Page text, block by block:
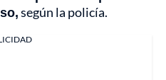
según la policía.